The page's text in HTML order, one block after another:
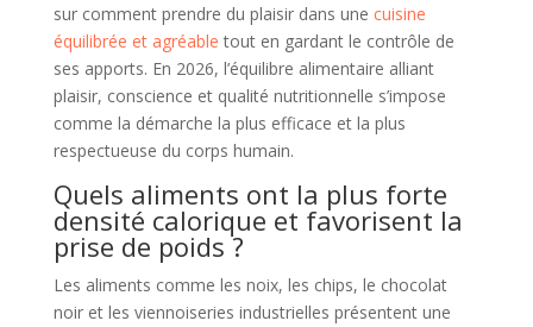
sur comment prendre du plaisir dans une cuisine
équilibrée et agréable tout en gardant le contrôle de
ses apports. En 2026, l’équilibre alimentaire alliant
plaisir, conscience et qualité nutritionnelle s’impose
comme la démarche la plus efficace et la plus
respectueuse du corps humain.
Quels aliments ont la plus forte
densité calorique et favorisent la
prise de poids ?
Les aliments comme les noix, les chips, le chocolat
noir et les viennoiseries industrielles présentent une